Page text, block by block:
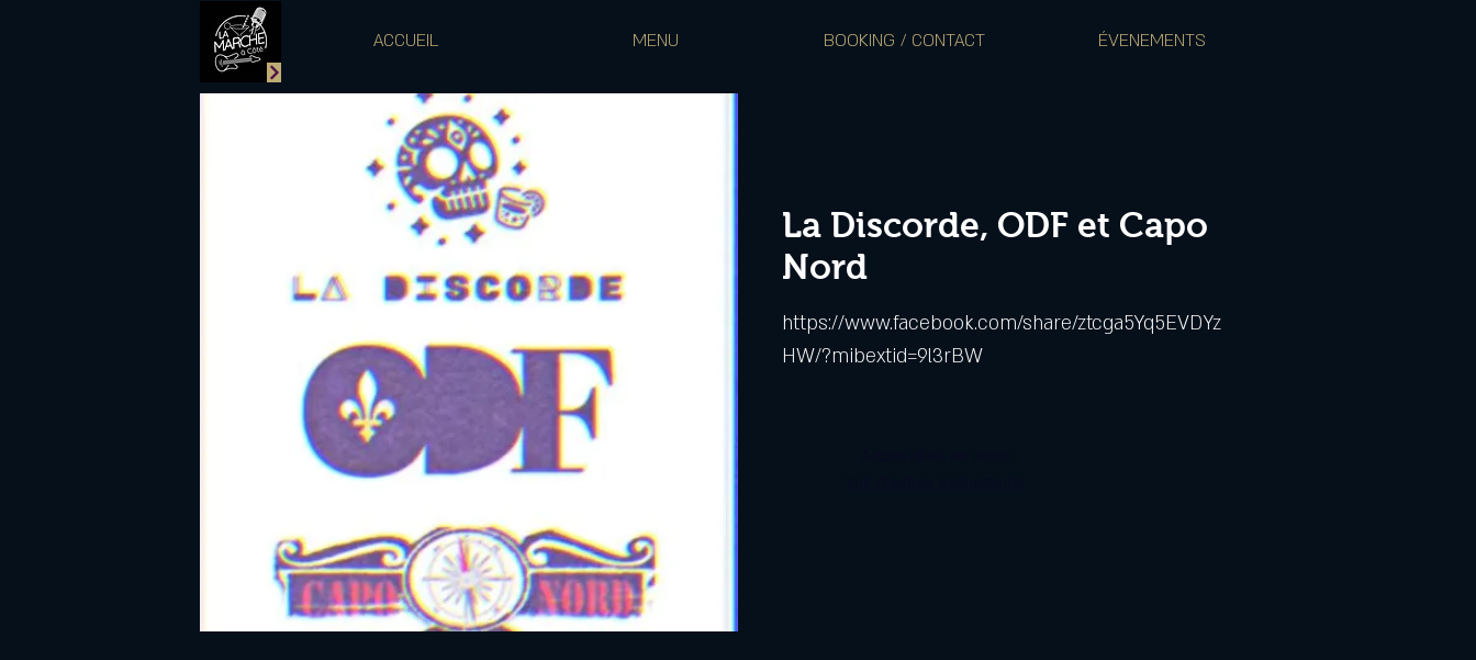
ACCUEIL MENU BOOKING / CONTACT ÉVENEMENTS
La Discorde, ODF et Capo
Nord
https://www.facebook.com/share/ztcga5Yq5EVDYz
HW/?mibextid=9l3rBW